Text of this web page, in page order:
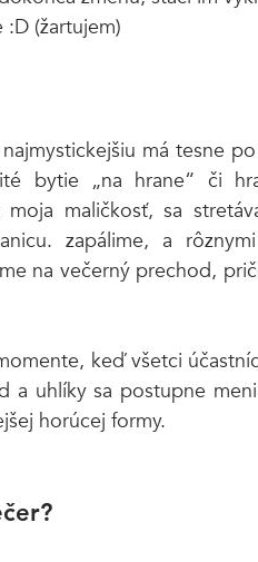
(žartujem)
má tesne
bytie „na hrane“ či
maličkosť, sa
zapálime, a
na večerný prechod,
keď všetci
uhlíky sa postupne
horúcej formy.